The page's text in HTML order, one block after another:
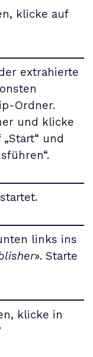
klicke auf
extrahierte
Ordner.
und klicke
und
links ins
». Starte
klicke in